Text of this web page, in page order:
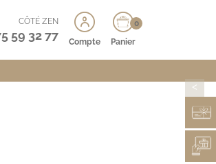
CÔTÉ ZEN
59 32 77 Compte
0
Panier
>